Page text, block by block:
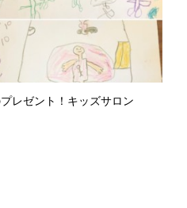
レゼント！キッズサロン